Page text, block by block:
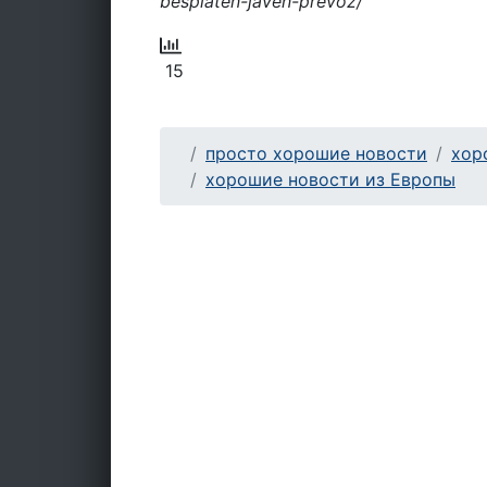
15
просто хорошие новости
хорошие новости из Европы